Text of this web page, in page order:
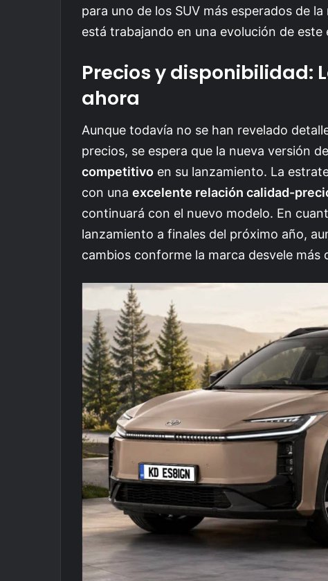
para uno de los SUV más esperados de
está trabajando en una evolución de este
Precios y disponibilidad:
ahora
Aunque todavía no se han revelado
precios, se espera que la nueva versión
competitivo en su lanzamiento. La
con una excelente relación calidad-
continuará con el nuevo modelo. En
lanzamiento a finales del próximo año,
cambios conforme la marca desvele más